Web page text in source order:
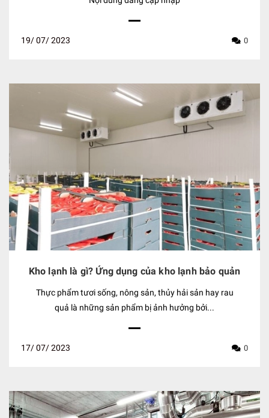
19/07/2023 0
Kho lạnh là gì? Ứng dụng của kho lạnh bảo quản
Thực phẩm tươi sống, nông sản, thủy hải sản hay rau
quả là những sản phẩm bị ảnh hưởng bởi...
17/07/2023 0